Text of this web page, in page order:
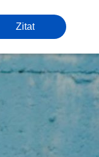
Zitat